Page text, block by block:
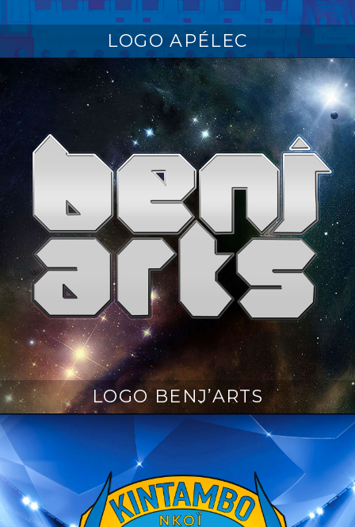
LOGO APÉLEC
LOGO BENJ’ARTS